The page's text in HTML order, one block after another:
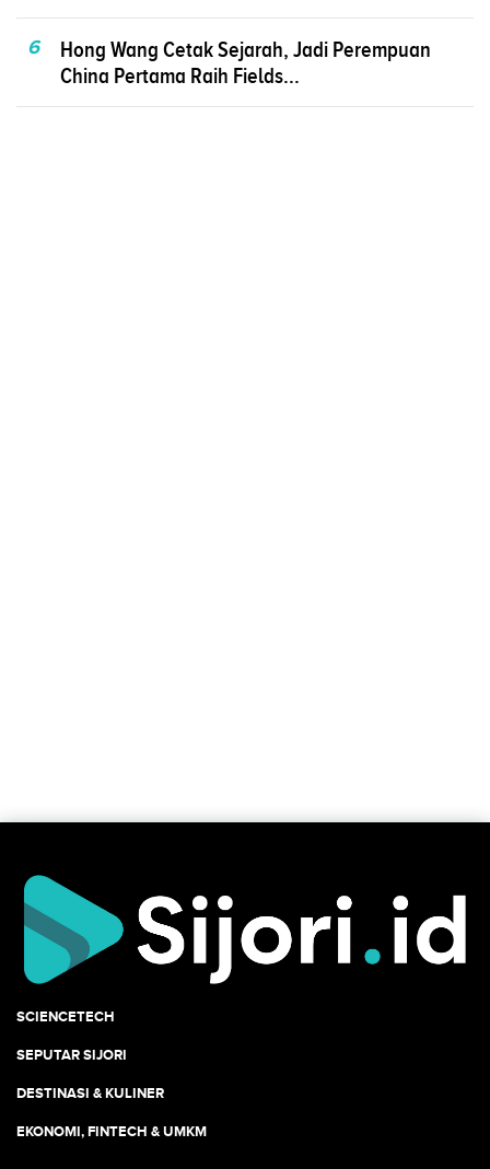
6
Hong Wang Cetak Sejarah, Jadi Perempuan
China Pertama Raih Fields...
SCIENCETECH
SEPUTAR SIJORI
DESTINASI & KULINER
EKONOMI, FINTECH & UMKM